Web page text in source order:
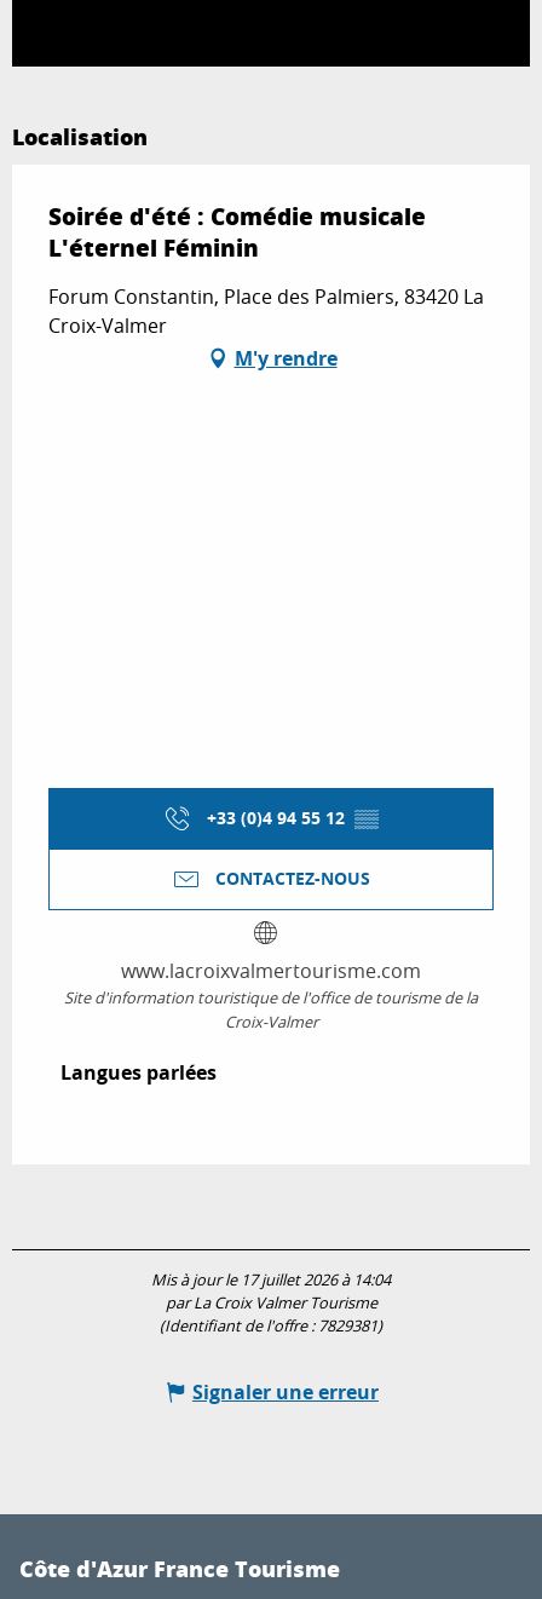
Localisation
Soirée d'été : Comédie musicale
L'éternel Féminin
Forum Constantin, Place des Palmiers, 83420 La
Croix-Valmer
M'y rendre
+33 (0)4 94 55 12 ▒▒
CONTACTEZ-NOUS
www.lacroixvalmertourisme.com
Site d'information touristique de l'office de tourisme de la
Croix-Valmer
Langues parlées
Langues parlées
Mis à jour le 17 juillet 2026 à 14:04
par La Croix Valmer Tourisme
(Identifiant de l'offre : 7829381)
Signaler une erreur
Côte d'Azur France Tourisme